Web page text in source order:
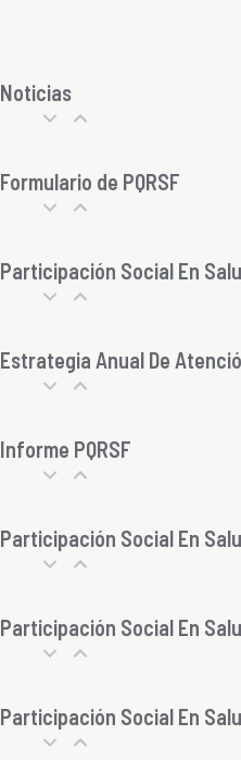
Noticias
Formulario de PQRSF
Participación Social En
Estrategia Anual De
Informe PQRSF
Participación Social En
Participación Social En
Participación Social En